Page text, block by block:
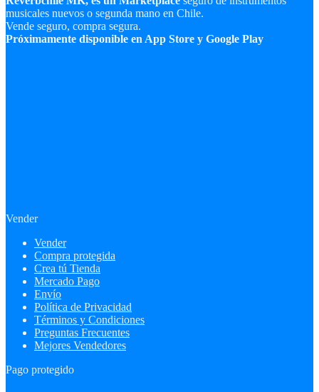
musicales nuevos o segunda mano en Chile.
Vende seguro, compra segura.
Próximamente disponible en App Store y Google Play
Vender
Vender
Compra protegida
Crea tú Tienda
Mercado Pago
Envío
Política de Privacidad
Términos y Condiciones
Preguntas Frecuentes
Mejores Vendedores
Pago protegido